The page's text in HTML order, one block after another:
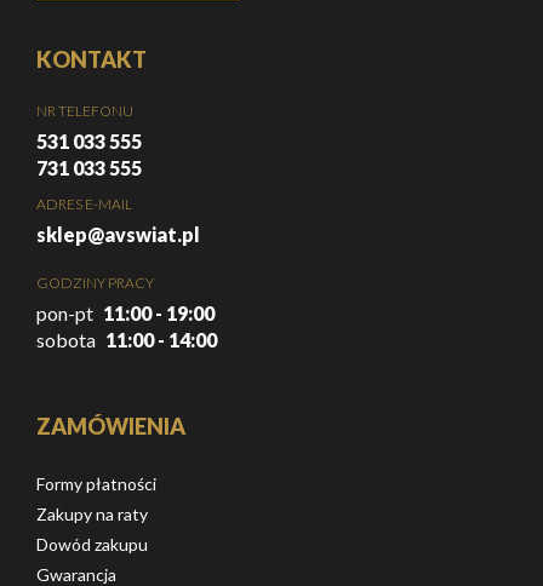
KONTAKT
NR TELEFONU
531 033 555
731 033 555
ADRES E-MAIL
sklep@avswiat.pl
GODZINY PRACY
pon-pt 11:00 - 19:00
sobota 11:00 - 14:00
ZAMÓWIENIA
Formy płatności
Zakupy na raty
Dowód zakupu
Gwarancja